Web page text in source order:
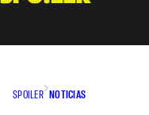
SPOILER NOTICIAS